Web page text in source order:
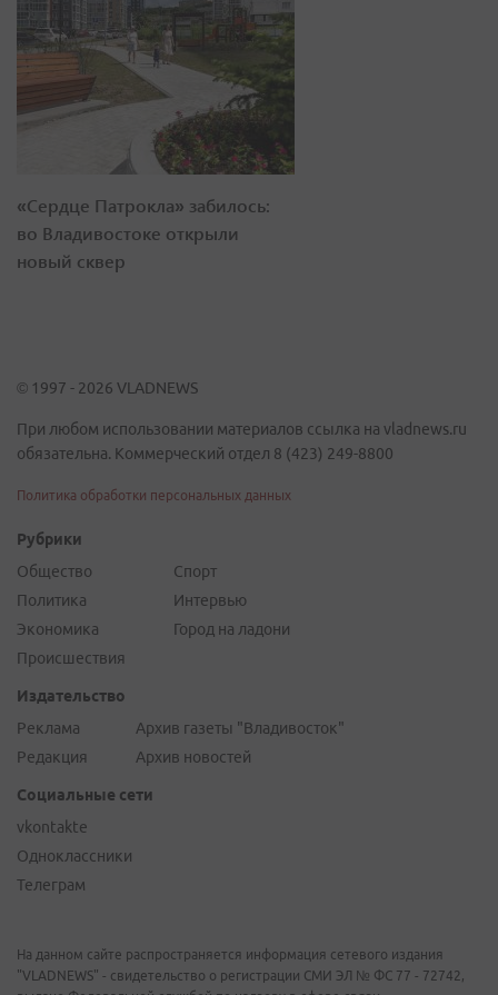
«Сердце Патрокла» забилось:
во Владивостоке открыли
новый сквер
© 1997 - 2026 VLADNEWS
При любом использовании материалов ссылка на vladnews.ru
обязательна. Коммерческий отдел 8 (423) 249-8800
Политика обработки персональных данных
Рубрики
Общество
Политика
Экономика
Происшествия
Спорт
Интервью
Город на ладони
Издательство
Реклама
Редакция
Архив газеты "Владивосток"
Архив новостей
Социальные сети
vkontakte
Одноклассники
Телеграм
На данном сайте распространяется информация сетевого издания
"VLADNEWS" - свидетельство о регистрации СМИ ЭЛ № ФС 77 - 72742,